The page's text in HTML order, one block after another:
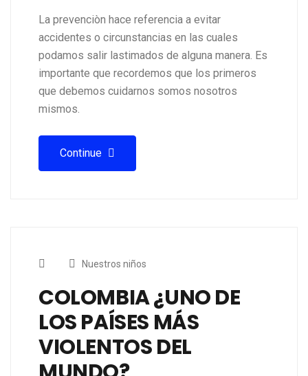
La prevenciòn hace referencia a evitar
accidentes o circunstancias en las cuales
podamos salir lastimados de alguna manera. Es
importante que recordemos que los primeros
que debemos cuidarnos somos nosotros
mismos.
Continue
Nuestros niños
COLOMBIA ¿UNO DE
LOS PAÍSES MÁS
VIOLENTOS DEL